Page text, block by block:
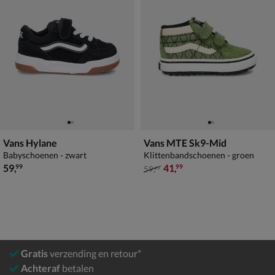
Vans Hylane
Babyschoenen - zwart
€ 59,99
59,99
Vans MTE Sk9-Mid
Klittenbandschoenen - groen
van € 59,99 voor € 41,99
59,99 41,99
Gratisverzending en retour*
Achteraf betalen